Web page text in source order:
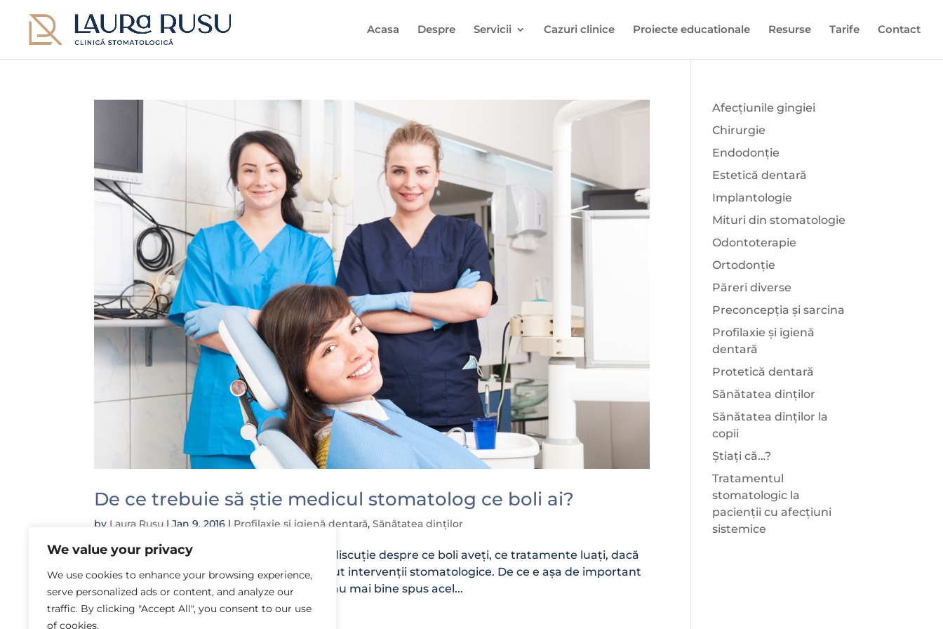
We value your privacy
We use cookies to enhance your browsing experience,
serve personalized ads or content, and analyze our
traffic. By clicking "Accept All", you consent to our use
of cookies.
Acasa Despre Servicii Cazuri clinice Proiecte educationale Resurse Tarife Contact
De ce trebuie să știe medicul stomatolog ce boli ai?
by Laura Rusu |Jan 9, 2016 | Profilaxie și igienă dentară,Sănătatea dinților
Cred că majoritatea v-ați confruntat cu o discuție despre ce boli aveți, ce tratamente luați, dacă
sunteți sau nu alergici sau dacă ați mai avut intervenții stomatologice. De ce e așa de important
pentru medicul stomatolog? Anamneza sau mai bine spus acel...
Afecțiunile gingiei
Chirurgie
Endodonție
Estetică dentară
Implantologie
Mituri din stomatologie
Odontoterapie
Ortodonție
Păreri diverse
Preconcepția și sarcina
Profilaxie și igienă
dentară
Protetică dentară
Sănătatea dinților
Sănătatea dinților la
copii
Știați că…?
Tratamentul
stomatologic la
pacienții cu afecțiuni
sistemice